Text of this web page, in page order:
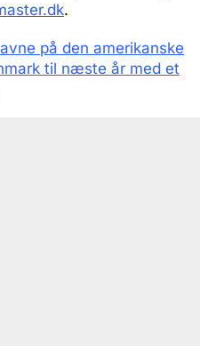
.
på den amerikanske
til næste år med et